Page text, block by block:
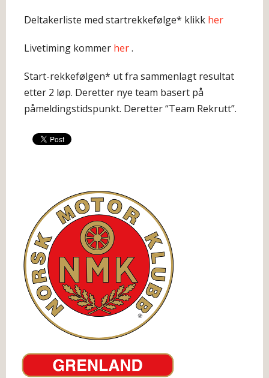
Deltakerliste med startrekkefølge* klikk her
Livetiming kommer her.
Start-rekkefølgen* ut fra sammenlagt resultat
etter 2 løp. Deretter nye team basert på
påmeldingstidspunkt. Deretter “Team Rekrutt”.